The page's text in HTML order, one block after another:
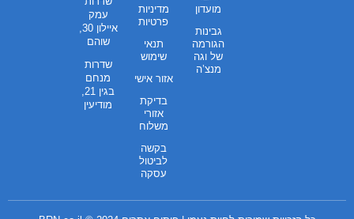
מועדון
גבינות
הגורמה
של וגה
מנצ’ה
מדיניות
פרטיות
תנאי
שימוש
אזור אישי
בדיקת
אזורי
משלוח
בקשה
לביטול
עסקה
עמק
שוהם
שדרות
מנחם
מודיעין